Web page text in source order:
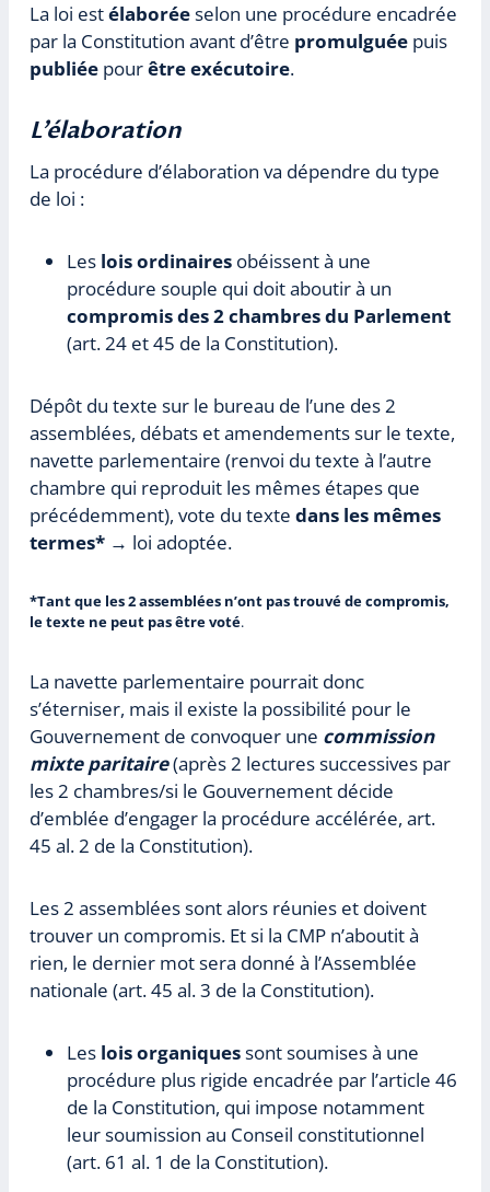
La loi estélaboréeselon une procédure encadrée
par la Constitution avant d’être promulguée puis
publiée pourêtre exécutoire.
L’élaboration
La procédure d’élaboration va dépendre du type
de loi :
Les lois ordinaires obéissent à une
procédure souple qui doit aboutir à un
compromis des 2 chambres du Parlement
(art. 24 et 45 de la Constitution).
Dépôt du texte sur le bureau de l’une des 2
assemblées, débats et amendements sur le texte,
navette parlementaire (renvoi du texte à l’autre
chambre qui reproduit les mêmes étapes que
précédemment), vote du textedans les mêmes
termes* → loi adoptée.
*Tant que les 2 assemblées n’ont pas trouvé de compromis,
le texte ne peut pas être voté.
La navette parlementaire pourrait donc
s’éterniser, mais il existe la possibilité pour le
Gouvernement de convoquer une commission
mixte paritaire(après 2 lectures successives par
les 2 chambres/si le Gouvernement décide
d’emblée d’engager la procédure accélérée, art.
45 al. 2 de la Constitution).
Les 2 assemblées sont alors réunies et doivent
trouver un compromis. Et si la CMP n’aboutit à
rien, le dernier mot sera donné à l’Assemblée
nationale (art. 45 al. 3 de la Constitution).
Les lois organiquessont soumises à une
procédure plus rigide encadrée par l’article 46
de la Constitution, qui impose notamment
leur soumission au Conseil constitutionnel
(art. 61 al. 1 de la Constitution).